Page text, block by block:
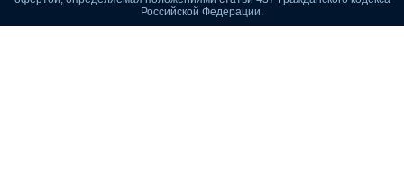
Российской Федерации.